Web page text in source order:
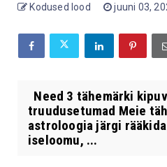
Kodused lood juuni 03,
Need 3 tähemärki
truudusetumad Meie
astroloogia järgi
iseloomu, ...